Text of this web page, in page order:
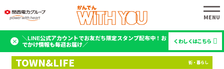
＼LINE公式アカウントでお友だち限定スタンプ配布中！お
でかけ情報も毎週お届け／
くわしくはこちら